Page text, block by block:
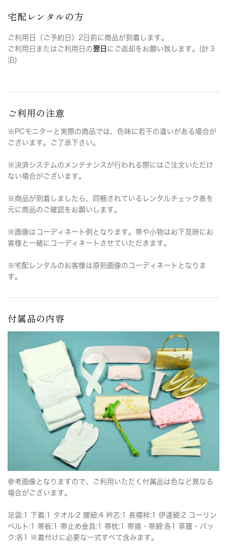
宅配レンタルの方
ご利用日（ご予約日）2日前に商品が到着します。
ご利用日またはご利用日の翌日 にご返却をお願い致します。(計３
泊)
ご利用の注意
※PCモニターと実際の商品では、色味に若干の違いがある場合が
ございます。ご了承下さい。
※決済システムのメンテナンスが行われる際にはご注文いただけ
ない場合がございます。
※商品が到着しましたら、同梱されているレンタルチェック表を
元に商品のご確認をお願いします。
※画像はコーディネート例となります。帯や小物はお下見時にお
客様と一緒にコーディネートさせていただきます。
※宅配レンタルのお客様は原則画像のコーディネートとなりま
す。
付属品の内容
参考画像となりますので、ご利用いただく付属品は色など異なる
場合がございます。
足袋:1 下着:1 タオル:2 腰紐:4 衿芯:1 長襦袢:1 伊達締:2 コーリン
ベルト:1 帯板:1 帯止め金具:1 帯枕:1 帯揚・帯締:各1 草履・バッ
ク:各1 ※着付けに必要な一式すべて含みます。